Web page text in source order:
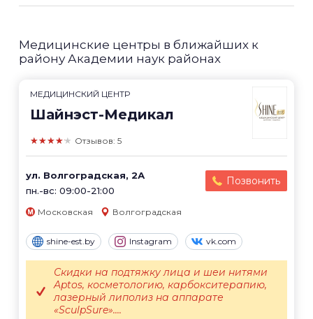
Медицинские центры в ближайших к
району Академии наук районах
МЕДИЦИНСКИЙ ЦЕНТР
Шайнэст-Медикал
★★★★★ Отзывов: 5
ул. Волгоградская, 2А
пн.-вс: 09:00-21:00
Позвонить
Московская Волгоградская
shine-est.by Instagram vk.com
Скидки на подтяжку лица и шеи нитями
Aptos, косметологию, карбокситерапию,
лазерный липолиз на аппарате
«SculpSure»....